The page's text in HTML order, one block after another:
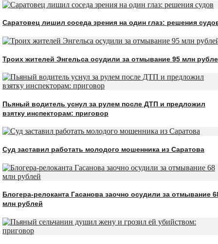
Саратовец лишил соседа зрения на один глаз: решения
Троих жителей Энгельса осудили за отмывание 95 млн
Пьяный водитель уснул за рулем после ДТП и предложил
взятку инспекторам: приговор
Суд заставил работать молодого мошенника из Саратова
Блогера-релоканта Гасанова заочно осудили за отмывание
млн рублей